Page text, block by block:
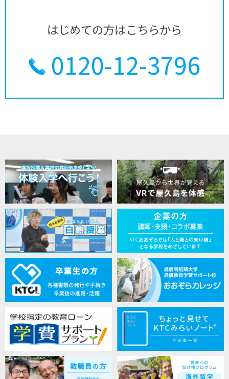
はじめての方はこちらから
0120-12-3796